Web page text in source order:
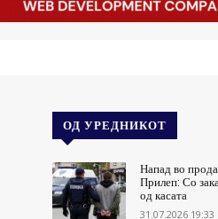
ОД УРЕДНИКОТ
Напад во
Прилеп: Со
од касата
31.07.2026 19:33